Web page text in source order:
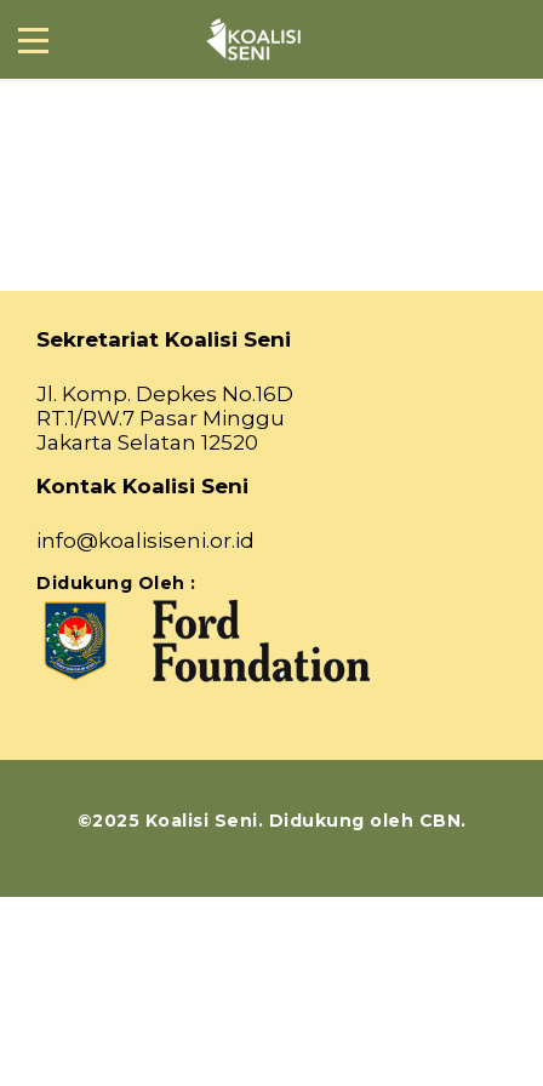
Sekretariat Koalisi Seni
Jl. Komp. Depkes No.16D
RT.1/RW.7 Pasar Minggu
Jakarta Selatan 12520
Kontak Koalisi Seni
info@koalisiseni.or.id
Didukung Oleh :
©2025 Koalisi Seni. Didukung oleh CBN.